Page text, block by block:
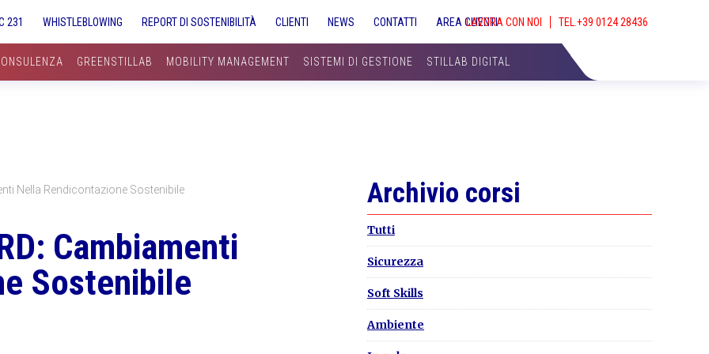
231 WHISTLEBLOWING REPORT DI SOSTENIBILITÀ CLIENTI NEWS CONTATTI AREA CLIENTILAVORA CON NOI
GREENSTILLAB MOBILITY MANAGEMENT SISTEMI DI GESTIONE STILLAB DIGITAL
Nella Rendicontazione Sostenibile
Cambiamenti
Sostenibile
Primary
Sidebar
Archivio corsi
Tutti
Sicurezza
Soft Skills
Ambiente